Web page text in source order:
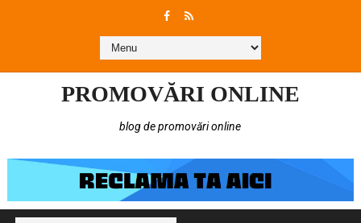
PROMOVĂRI ONLINE
blog de promovări online